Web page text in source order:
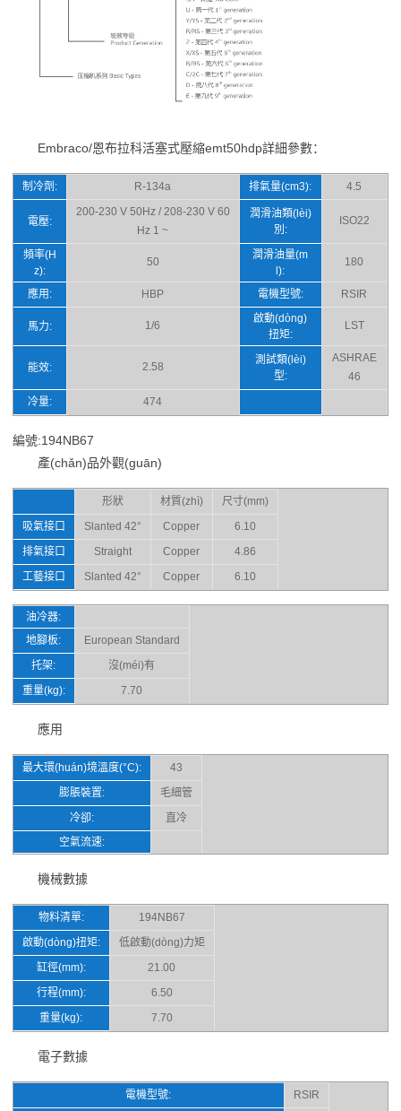
Embraco/恩布拉科活塞式壓縮emt50hdp詳細參數：
制冷劑: R-134a 排氣量(cm3): 4.5
電壓:
200-230 V 50Hz / 208-230 V 60
Hz 1 ~
潤滑油類(lèi)
別:
ISO22
頻率(H
z):
50
潤滑油量(m
l):
180
應用: HBP 電機型號: RSIR
馬力: 1/6
啟動(dòng)
扭矩:
LST
能效: 2.58
測試類(lèi)
型:
ASHRAE
46
冷量:
474
編號:194NB67
產(chǎn)品外觀(guān)
形狀 材質(zhì)
尺寸(mm)
吸氣接口
Slanted 42° Copper
6.10
排氣接口
Straight Copper
4.86
工藝接口
Slanted 42° Copper 6.10
油冷器:
地腳板:
European Standard
托架:
沒(méi)有
重量(kg):
7.70
應用
最大環(huán)境溫度(°C):
43
膨脹裝置:
毛細管
冷卻:
直冷
空氣流速:
機械數據
物料清單:
194NB67
啟動(dòng)扭矩:
低啟動(dòng)力矩
缸徑(mm):
21.00
行程(mm):
6.50
重量(kg):
7.70
電子數據
電機型號: RSIR